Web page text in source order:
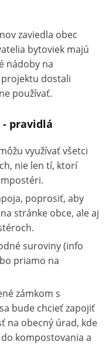
zaviedla obec
bytoviek majú
nádoby na
dostali
používať.
pravidlá
využívať všetci
nie len tí, ktorí
poprosiť, aby
stránke obce, ale aj
suroviny (info
priamo na
zámkom s
bude chcieť zapojiť
na obecný úrad, kde
kompostovania a